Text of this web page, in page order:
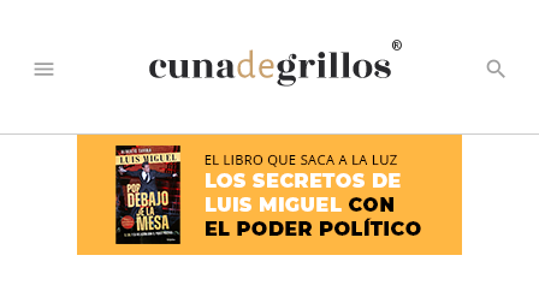
menu
®
search